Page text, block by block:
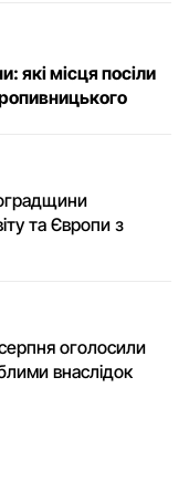
які місця посіли
та Європи з
оголосили
внаслідок